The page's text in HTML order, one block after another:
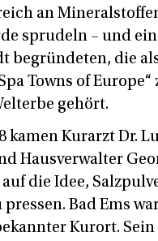
an
sprudeln – und
begründeten, die
Towns of Europe“
gehört.
kamen Kurarzt Dr.
Hausverwalter
die Idee,
Bad Ems
Kurort.